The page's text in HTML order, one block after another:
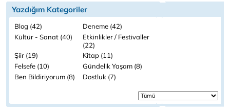
Yazdığım Kategoriler
Blog (42)
Deneme (42)
Kültür - Sanat (40)
Etkinlikler / Festivaller
(22)
Şiir (19)
Kitap (11)
Felsefe (10)
Gündelik Yaşam (8)
Ben Bildiriyorum (8)
Dostluk (7)